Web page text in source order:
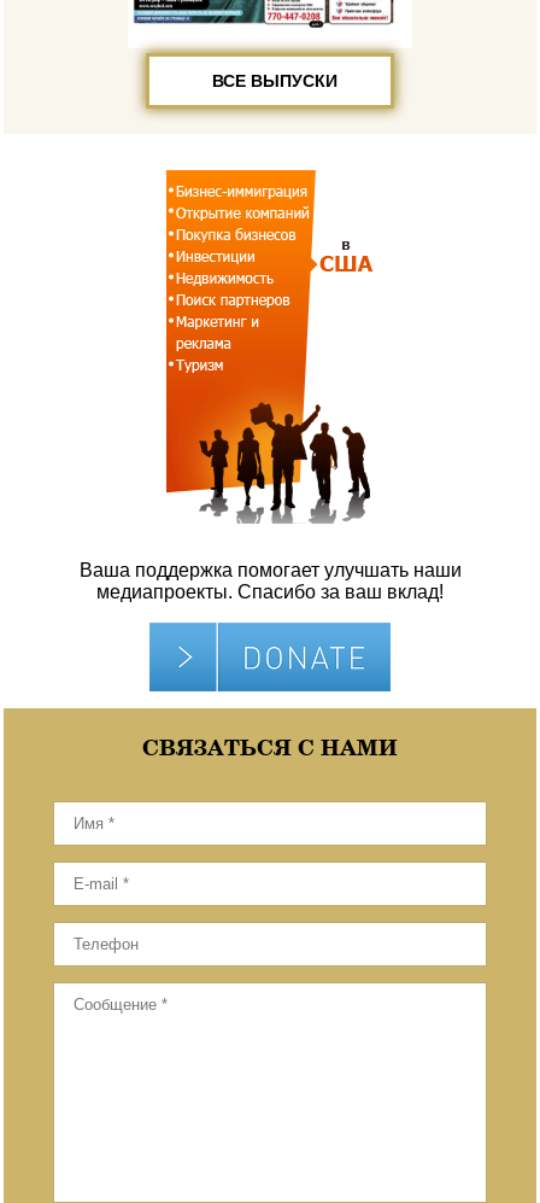
ВСЕ ВЫПУСКИ
Ваша поддержка помогает улучшать наши
медиапроекты. Спасибо за ваш вклад!
СВЯЗАТЬСЯ С НАМИ